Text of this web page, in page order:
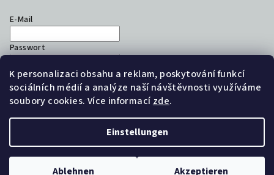
K personalizaci obsahu a reklam, poskytování funkcí
sociálních médií a analýze naší návštěvnosti využíváme
soubory cookies. Více informacízde.
Einstellungen
Ablehnen Akzeptieren
E-Mail
Passwort
Anmelden
Neues Konto registrieren Passwort vergessen
Cookie-Einstellungen ändern